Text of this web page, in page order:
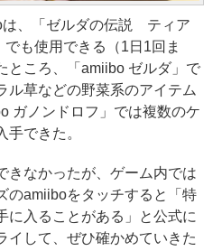
、「ゼルダの伝説 ティア
も使用できる（1日1回ま
ところ、「amiibo ゼルダ」で
ル草などの野菜系のアイテム
ガノンドロフ」では複数のケ
できた。
なかったが、ゲーム内では
のamiiboをタッチすると「特
に入ることがある」と公式に
イして、ぜひ確かめていきた